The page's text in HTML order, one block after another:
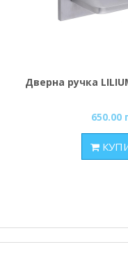
Дверна ручка
650.00